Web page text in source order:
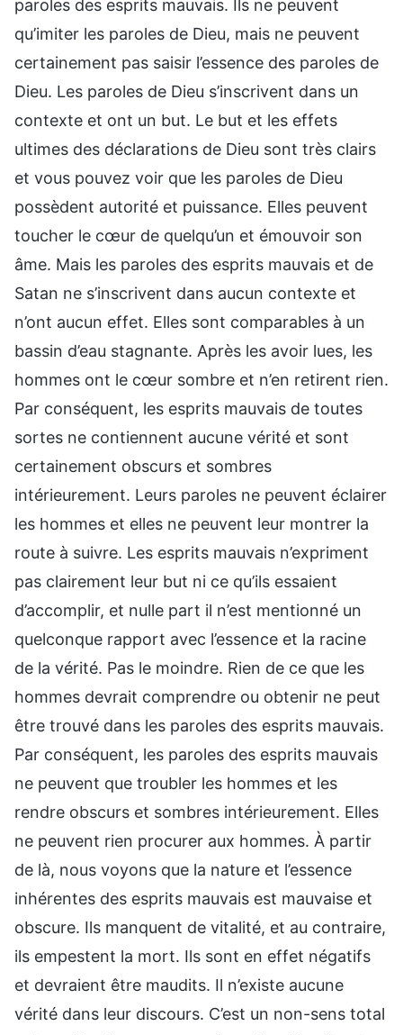
paroles des esprits mauvais. Ils ne peuvent
qu’imiter les paroles de Dieu, mais ne peuvent
certainement pas saisir l’essence des paroles de
Dieu. Les paroles de Dieu s’inscrivent dans un
contexte et ont un but. Le but et les effets
ultimes des déclarations de Dieu sont très clairs
et vous pouvez voir que les paroles de Dieu
possèdent autorité et puissance. Elles peuvent
toucher le cœur de quelqu’un et émouvoir son
âme. Mais les paroles des esprits mauvais et de
Satan ne s’inscrivent dans aucun contexte et
n’ont aucun effet. Elles sont comparables à un
bassin d’eau stagnante. Après les avoir lues, les
hommes ont le cœur sombre et n’en retirent rien.
Par conséquent, les esprits mauvais de toutes
sortes ne contiennent aucune vérité et sont
certainement obscurs et sombres
intérieurement. Leurs paroles ne peuvent éclairer
les hommes et elles ne peuvent leur montrer la
route à suivre. Les esprits mauvais n’expriment
pas clairement leur but ni ce qu’ils essaient
d’accomplir, et nulle part il n’est mentionné un
quelconque rapport avec l’essence et la racine
de la vérité. Pas le moindre. Rien de ce que les
hommes devrait comprendre ou obtenir ne peut
être trouvé dans les paroles des esprits mauvais.
Par conséquent, les paroles des esprits mauvais
ne peuvent que troubler les hommes et les
rendre obscurs et sombres intérieurement. Elles
ne peuvent rien procurer aux hommes. À partir
de là, nous voyons que la nature et l’essence
inhérentes des esprits mauvais est mauvaise et
obscure. Ils manquent de vitalité, et au contraire,
ils empestent la mort. Ils sont en effet négatifs
et devraient être maudits. Il n’existe aucune
vérité dans leur discours. C’est un non-sens total